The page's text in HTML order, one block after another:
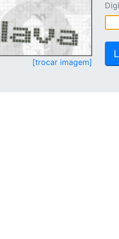
[trocar imagem]